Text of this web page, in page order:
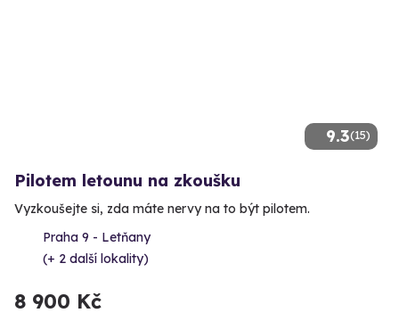
9.3(15)
Pilotem letounu na zkoušku
Vyzkoušejte si, zda máte nervy na to být pilotem.
Praha 9 - Letňany
(+ 2 další lokality)
8 900 Kč